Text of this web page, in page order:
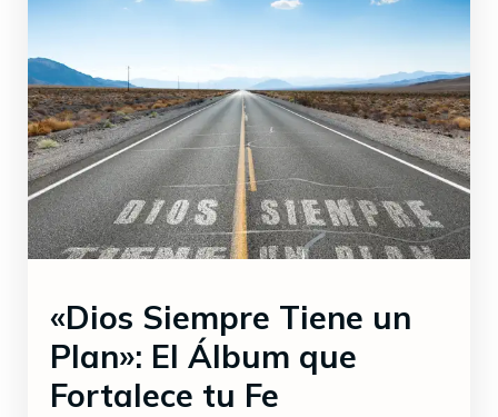
«Dios Siempre Tiene un
Plan»: El Álbum que
Fortalece tu Fe